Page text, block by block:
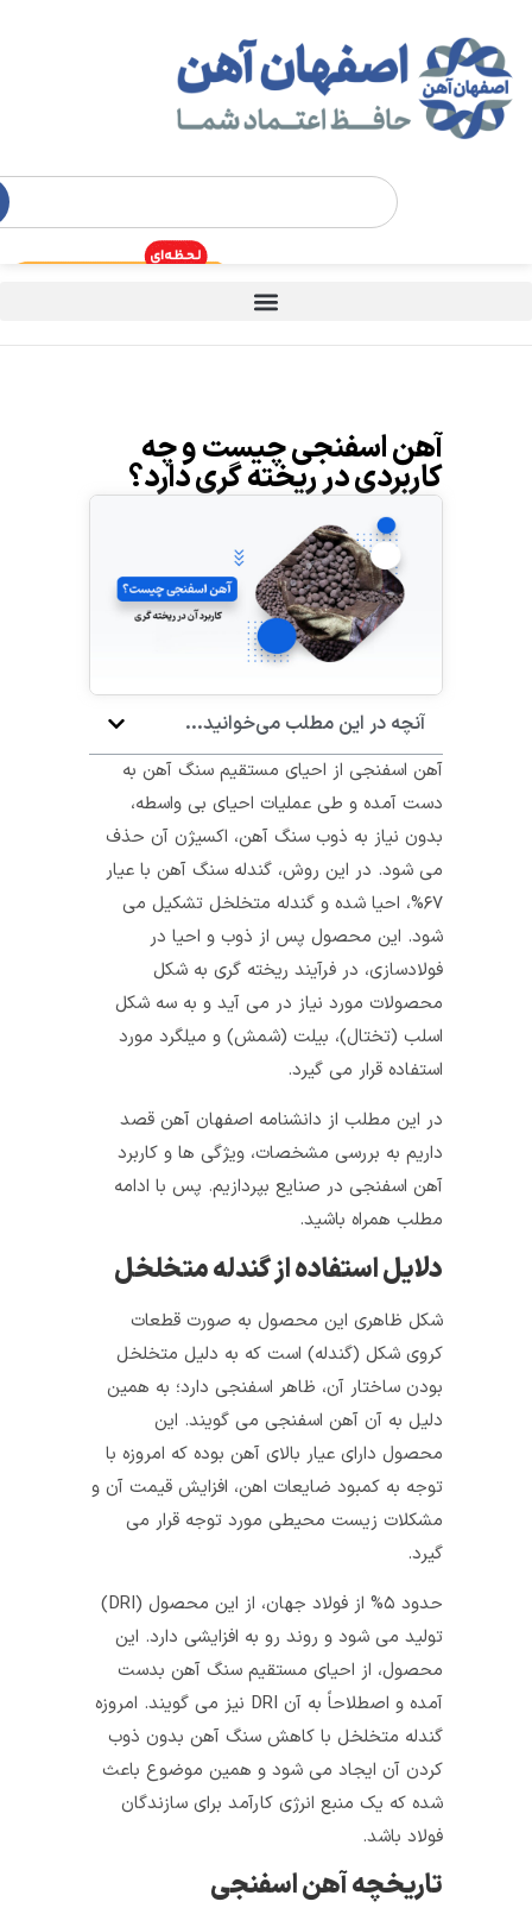
آهن اسفنجی چیست و چه
کاربردی در ریخته‌ گری دارد؟
آنچه در این مطلب می‌خوانید...
آهن اسفنجی از احیای مستقیم سنگ آهن به
دست آمده و طی عملیات احیای بی واسطه،
بدون نیاز به ذوب سنگ آهن، اکسیژن آن حذف
می‌ شود. در این روش، گندله سنگ آهن با عیار
۶۷%، احیا شده و گندله متخلخل تشکیل می
شود. این محصول پس از ذوب و احیا در
فولادسازی، در فرآیند ریخته گری به شکل
محصولات مورد نیاز در می‌ آید و به سه شکل
اسلب (تختال)، بیلت (شمش) و میلگرد مورد
استفاده قرار می‌ گیرد.
در این مطلب از دانشنامه اصفهان آهن قصد
داریم به بررسی مشخصات، ویژگی ها و کاربرد
آهن اسفنجی در صنایع بپردازیم. پس با ادامه
مطلب همراه باشید.
دلایل استفاده از گندله متخلخل
شکل ظاهری این محصول به صورت قطعات
کروی شکل (گندله) است که به دلیل متخلخل
بودن ساختار آن، ظاهر اسفنجی دارد؛ به همین
دلیل به آن آهن اسفنجی می گویند. این
محصول دارای عیار بالای آهن بوده که امروزه با
توجه به کمبود ضایعات اهن، افزایش قیمت آن و
مشکلات زیست محیطی مورد توجه قرار می
حدود ۵% از فولاد جهان، از این محصول (DRI)
تولید می‌ شود و روند رو به افزایشی دارد. این
محصول، از احیای مستقیم سنگ آهن بدست
آمده و اصطلاحاً به آن DRI نیز می گویند. امروزه
گندله متخلخل با کاهش سنگ آهن بدون ذوب
کردن آن ایجاد می‌ شود و همین موضوع باعث
شده که یک منبع انرژی کارآمد برای سازندگان
فولاد باشد.
تاریخچه آهن اسفنجی